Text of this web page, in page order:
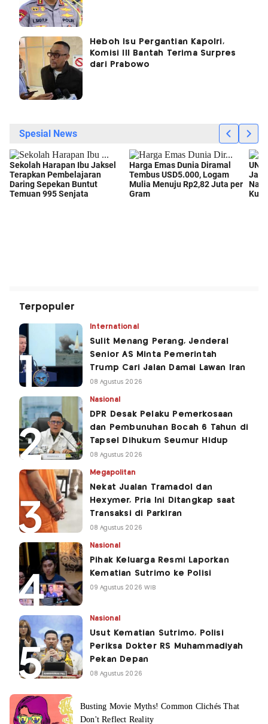
Heboh Isu Pergantian Kapolri,
Komisi III Bantah Terima Surpres
dari Prabowo
Terpopuler
International
Sulit Menang Perang, Jenderal
Senior AS Minta Pemerintah
Trump Cari Jalan Damai Lawan Iran
08 Agustus 2026
Nasional
DPR Desak Pelaku Pemerkosaan
dan Pembunuhan Bocah 6 Tahun di
Tapsel Dihukum Seumur Hidup
08 Agustus 2026
Megapolitan
Nekat Jualan Tramadol dan
Hexymer, Pria Ini Ditangkap saat
Transaksi di Parkiran
08 Agustus 2026
Nasional
Pihak Keluarga Resmi Laporkan
Kematian Sutrimo ke Polisi
09 Agustus 2026 WIB
Nasional
Usut Kematian Sutrimo, Polisi
Periksa Dokter RS Muhammadiyah
Pekan Depan
08 Agustus 2026